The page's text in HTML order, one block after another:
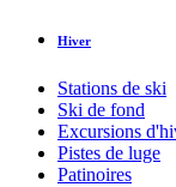
Hiver
Stations de ski
Ski de fond
Excursions
Pistes de luge
Patinoires